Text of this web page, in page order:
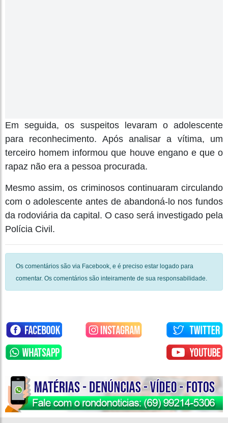
Em seguida, os suspeitos levaram o adolescente
para reconhecimento. Após analisar a vítima, um
terceiro homem informou que houve engano e que o
rapaz não era a pessoa procurada.
Mesmo assim, os criminosos continuaram circulando
com o adolescente antes de abandoná-lo nos fundos
da rodoviária da capital. O caso será investigado pela
Polícia Civil.
Os comentários são via Facebook, e é preciso estar logado para
comentar. Os comentários são inteiramente de sua responsabilidade.